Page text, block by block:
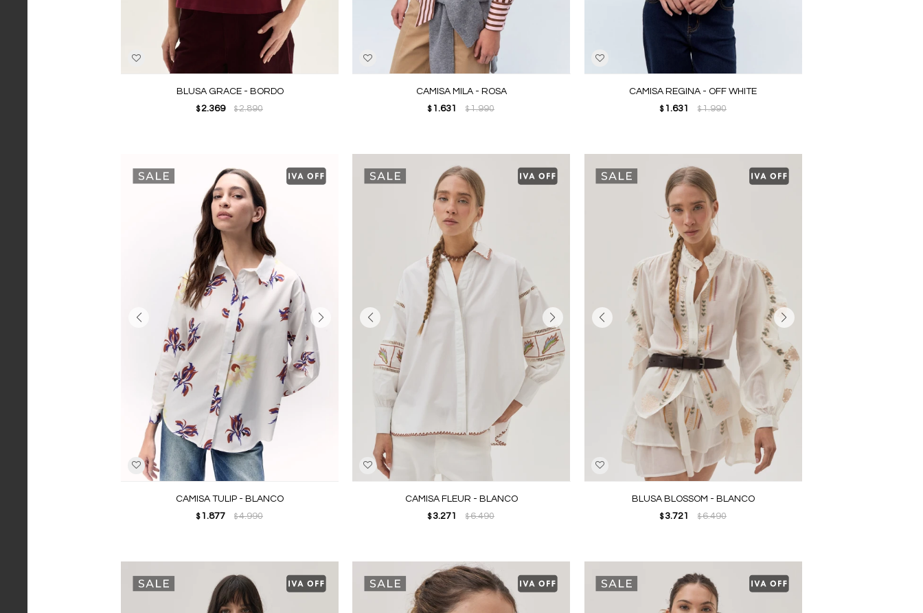
BLUSA GRACE - BORDO
$2.369 $2.890
CAMISA MILA - ROSA
$ 1.631 $1.990
CAMISA REGINA - OFF WHITE
$ 1.631 $1.990
CAMISA TULIP - BLANCO
$ 1.877 $4.990
CAMISA FLEUR - BLANCO
$3.271 $6.490
BLUSA BLOSSOM - BLANCO
$ 3.721 $6.490